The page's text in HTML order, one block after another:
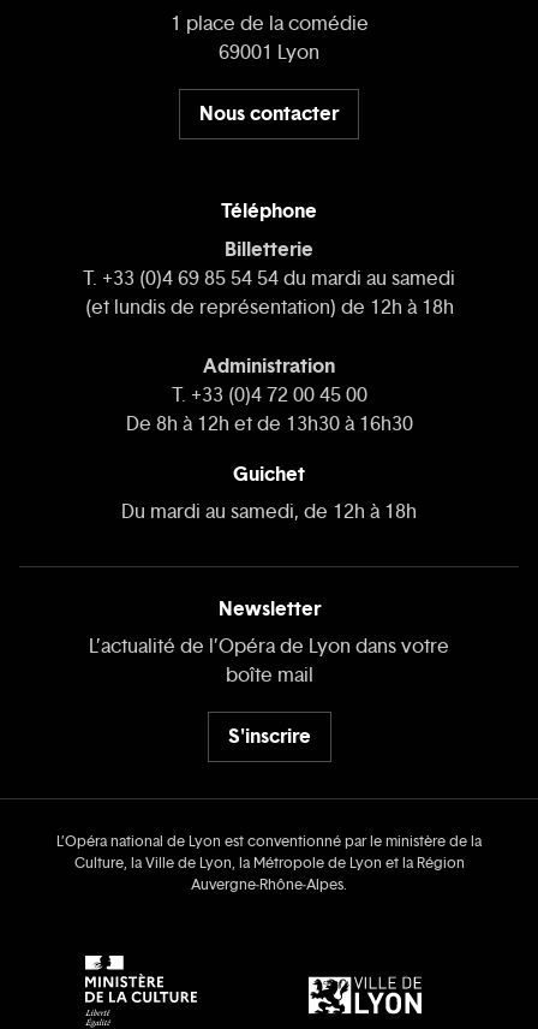
1 place de la comédie
69001 Lyon
Nous contacter
Téléphone
Billetterie
T. +33 (0)4 69 85 54 54 du mardi au samedi
(et lundis de représentation) de 12h à 18h
Administration
T. +33 (0)4 72 00 45 00
De 8h à 12h et de 13h30 à 16h30
Guichet
Du mardi au samedi, de 12h à 18h
Newsletter
L’actualité de l’Opéra de Lyon dans votre
boîte mail
S'inscrire
L’Opéra national de Lyon est conventionné par le ministère de la
Culture, la Ville de Lyon, la Métropole de Lyon et la Région
Auvergne‑Rhône‑Alpes.